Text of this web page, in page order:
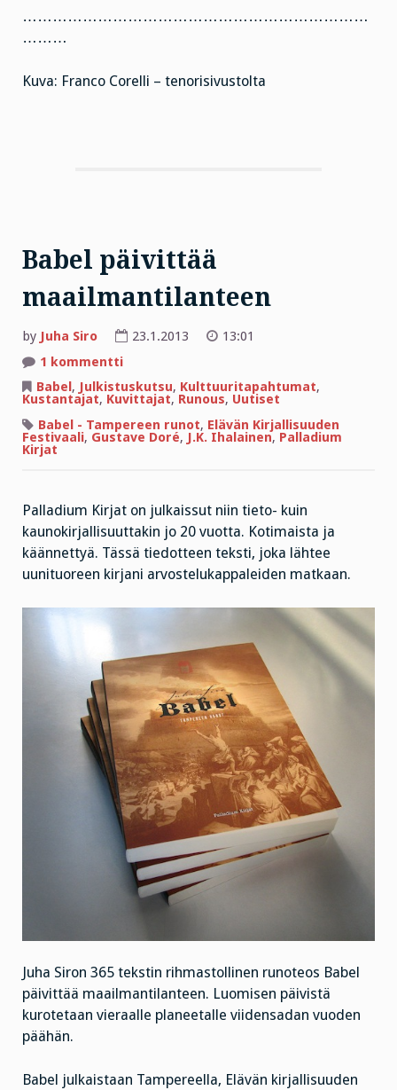
……………………………………………………………
………
Kuva: Franco Corelli – tenorisivustolta
Babel päivittää
maailmantilanteen
by Juha Siro 23.1.2013
13:01
1 kommenttiartikkeliin
päivittää
maailmantilanteen
Babel , Julkistuskutsu, Kulttuuritapahtumat,
Kustantajat, Kuvittajat, Runous, Uutiset
Babel - Tampereen runot, Elävän Kirjallisuuden
Festivaali, Gustave Doré, J.K. Ihalainen, Palladium
Kirjat
Palladium Kirjat on julkaissut niin tieto- kuin
kaunokirjallisuuttakin jo 20 vuotta. Kotimaista ja
käännettyä. Tässä tiedotteen teksti, joka lähtee
uunituoreen kirjani arvostelukappaleiden matkaan.
Juha Siron 365 tekstin rihmastollinen runoteos Babel
päivittää maailmantilanteen. Luomisen päivistä
kurotetaan vieraalle planeetalle viidensadan vuoden
päähän.
Babel julkaistaan Tampereella, Elävän kirjallisuuden